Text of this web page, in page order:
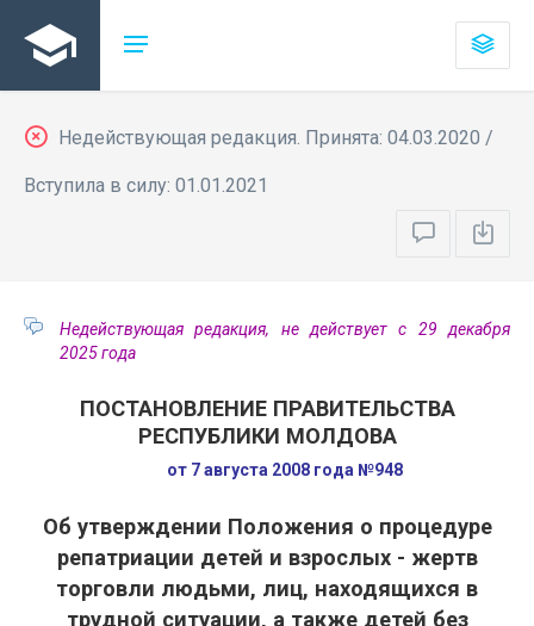
Недействующая редакция. Принята: 04.03.2020 /
Вступила в силу: 01.01.2021
Недействующая редакция, не действует с 29 декабря
2025 года
ПОСТАНОВЛЕНИЕ ПРАВИТЕЛЬСТВА
РЕСПУБЛИКИ МОЛДОВА
от 7 августа 2008 года №948
Об утверждении Положения о процедуре
репатриации детей и взрослых - жертв
торговли людьми, лиц, находящихся в
трудной ситуации, а также детей без